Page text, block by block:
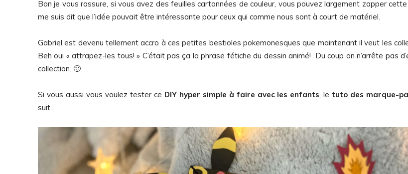
Bon je vous rassure, si vous avez des feuilles cartonnées de couleur, vous pouvez largement zapper
me suis dit que l’idée pouvait être intéressante pour ceux qui comme nous sont à court de matériel.
Gabriel est devenu tellement accro à ces petites bestioles pokemonesques que maintenant il veut les
Beh oui « attrapez-les tous! » C’était pas ça la phrase fétiche du dessin animé! Du coup on n’arrête pas
collection. 🙂
Si vous aussi vous voulez tester ce DIY hyper simple à faire avec les enfants , letuto des marque-
suit .